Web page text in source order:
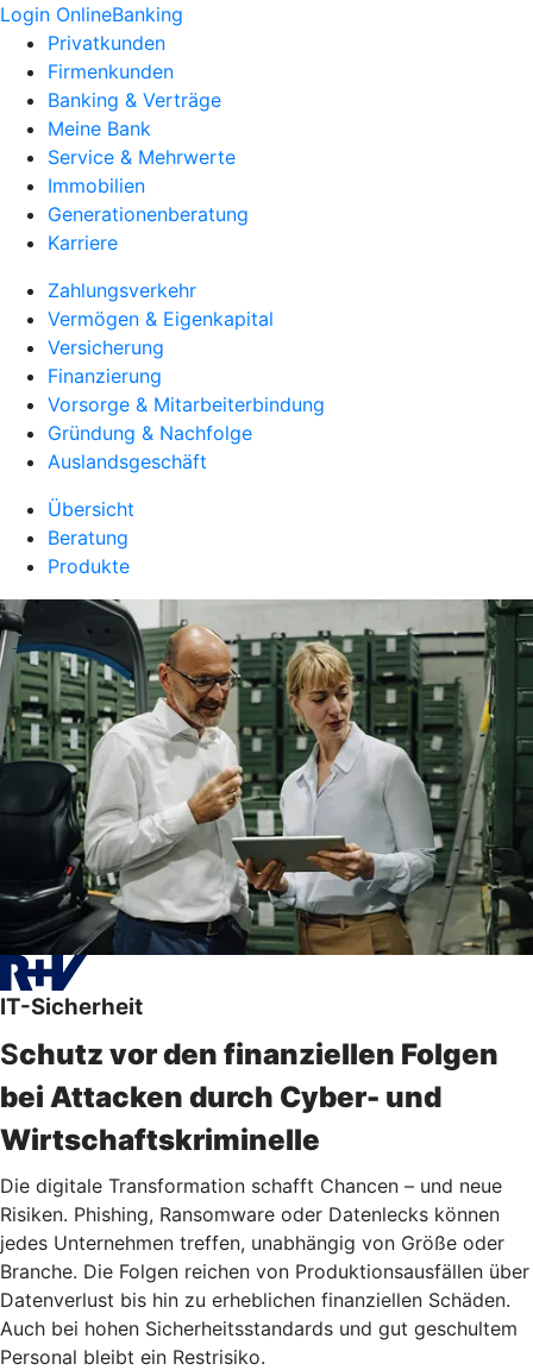
Login OnlineBanking
Privatkunden
Firmenkunden
Banking & Verträge
Meine Bank
Service & Mehrwerte
Immobilien
Generationenberatung
Karriere
Zahlungsverkehr
Vermögen & Eigenkapital
Versicherung
Finanzierung
Vorsorge & Mitarbeiterbindung
Gründung & Nachfolge
Auslandsgeschäft
Übersicht
Beratung
Produkte
IT-Sicherheit
Schutz vor den finanziellen Folgen
bei Attacken durch Cyber- und
Wirtschaftskriminelle
Die digitale Transformation schafft Chancen – und neue
Risiken. Phishing, Ransomware oder Datenlecks können
jedes Unternehmen treffen, unabhängig von Größe oder
Branche. Die Folgen reichen von Produktionsausfällen über
Datenverlust bis hin zu erheblichen finanziellen Schäden.
Auch bei hohen Sicherheitsstandards und gut geschultem
Personal bleibt ein Restrisiko.